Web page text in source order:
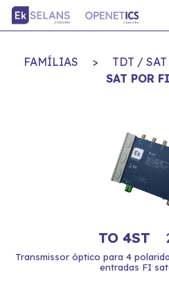
FAMÍLIAS > TDT /
SAT POR
TO 4ST
Transmissor óptico para 4
entradas FI